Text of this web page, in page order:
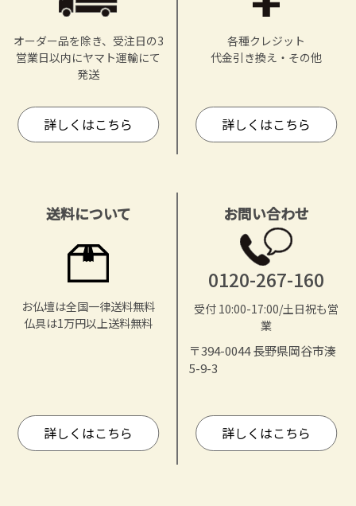
オーダー品を除き、受注日の3
営業日以内にヤマト運輸にて
発送
詳しくはこちら
各種クレジット
代金引き換え・その他
詳しくはこちら
送料について
お仏壇は全国一律送料無料
仏具は1万円以上送料無料
詳しくはこちら
お問い合わせ
0120-267-160
受付 10:00-17:00/土日祝も営
業
〒394-0044 長野県岡谷市湊
5-9-3
詳しくはこちら